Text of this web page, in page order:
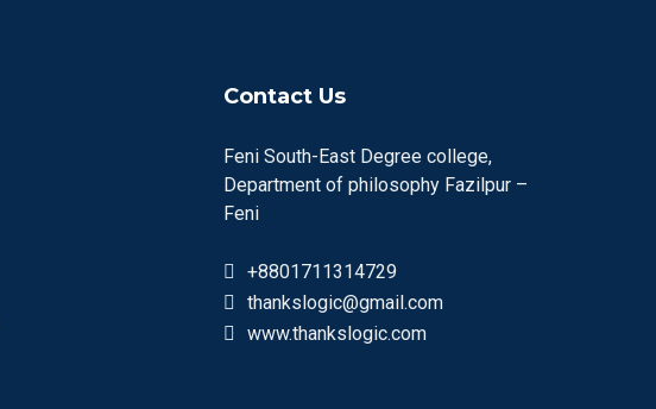
Contact Us
Feni South-East Degree college,
Department of philosophy Fazilpur –
Feni
+8801711314729
thankslogic@gmail.com
www.thankslogic.com